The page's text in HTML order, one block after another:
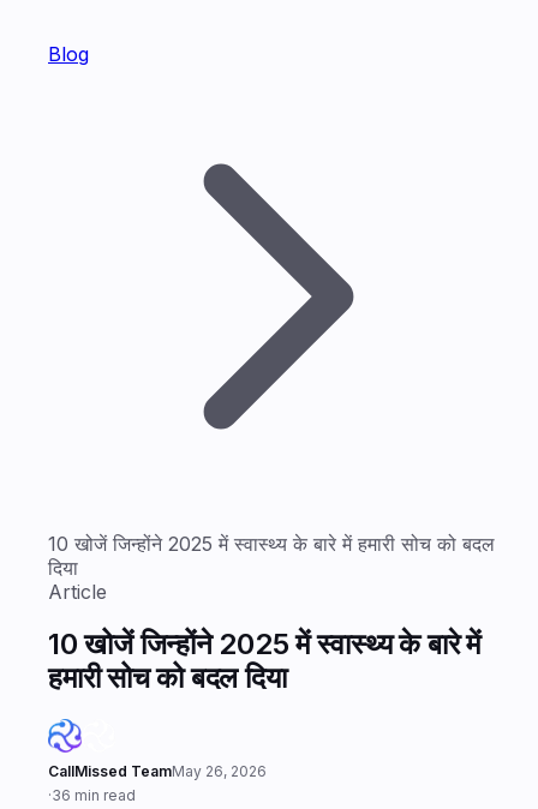
Blog
10 खोजें जिन्होंने 2025 में स्वास्थ्य के बारे में हमारी सोच को बदल
दिया
Article
10 खोजें जिन्होंने 2025 में स्वास्थ्य के बारे में
हमारी सोच को बदल दिया
CallMissed TeamMay 26, 2026
·36 min read